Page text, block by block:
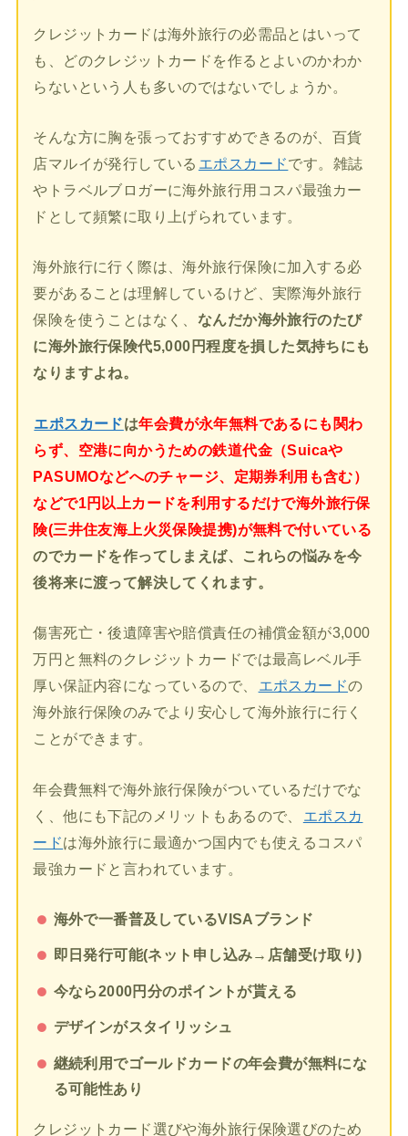
クレジットカードは海外旅行の必需品とはいって
も、どのクレジットカードを作るとよいのかわか
らないという人も多いのではないでしょうか。
そんな方に胸を張っておすすめできるのが、百貨
店マルイが発行している エポスカードです。雑誌
やトラベルブロガーに海外旅行用コスパ最強カー
ドとして頻繁に取り上げられています。
海外旅行に行く際は、海外旅行保険に加入する必
要があることは理解しているけど、実際海外旅行
保険を使うことはなく、 なんだか海外旅行のたび
に海外旅行保険代5,000円程度を損した気持ちにも
なりますよね。
エポスカードは年会費が永年無料であるにも関わ
らず、空港に向かうための鉄道代金（Suicaや
PASUMOなどへのチャージ、定期券利用も含む）
などで1円以上カードを利用するだけで海外旅行保
険(三井住友海上火災保険提携)が無料で付いている
のでカードを作ってしまえば、これらの悩みを今
後将来に渡って解決してくれます。
傷害死亡・後遺障害や賠償責任の補償金額が3,000
万円と無料のクレジットカードでは最高レベル手
厚い保証内容になっているので、
エポスカードの
海外旅行保険のみでより安心して海外旅行に行く
ことができます。
年会費無料で海外旅行保険がついているだけでな
く、他にも下記のメリットもあるので、
エポスカ
ードは海外旅行に最適かつ国内でも使えるコスパ
最強カードと言われています。
海外で一番普及しているVISAブランド
即日発行可能(ネット申し込み→店舗受け取り)
今なら2000円分のポイントが貰える
デザインがスタイリッシュ
継続利用でゴールドカードの年会費が無料にな
る可能性あり
クレジットカード選びや海外旅行保険選びのため